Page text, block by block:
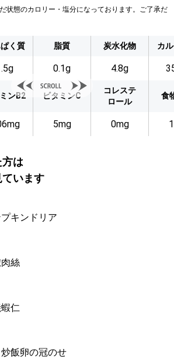
状態のカロリー・塩分になっております。ご了承だ
く質 脂質 炭水化物 カ
0.1g 4.8g
ンB2 ビタミンC
コレステ
ロール
食
5mg 0mg
は
います
キンドリア
絲
仁
飯卵の冠のせ